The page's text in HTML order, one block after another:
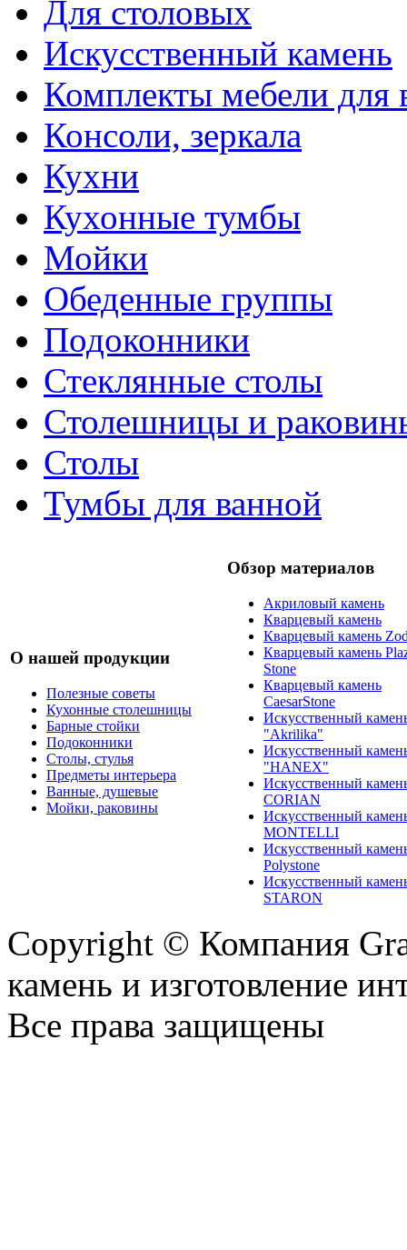
Для столовых
Искусственный камень
Комплекты мебели для
Консоли, зеркала
Кухни
Кухонные тумбы
Мойки
Обеденные группы
Подоконники
Стеклянные столы
Столешницы и
Столы
Тумбы для ванной
О нашей продукции
Полезные советы
Кухонные столешницы
Барные стойки
Подоконники
Столы, стулья
Предметы интерьера
Ванные, душевые
Мойки, раковины
Обзор материалов
Акриловый камень
Кварцевый камень
Кварцевый камень
Кварцевый камень
Stone
Кварцевый камень
CaesarStone
Искусственный
"Akrilika"
Искусственный
"HANEX"
Искусственный
CORIAN
Искусственный
MONTELLI
Искусственный
Polystone
Искусственный
STARON
Copyright © Компания
камень и изготовление
Все права защищены